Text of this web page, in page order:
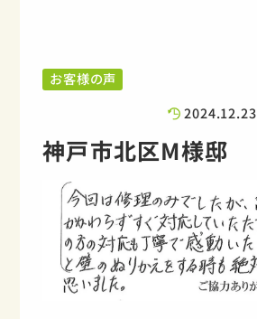
お客様の声
2024.12.23
神戸市北区M様邸